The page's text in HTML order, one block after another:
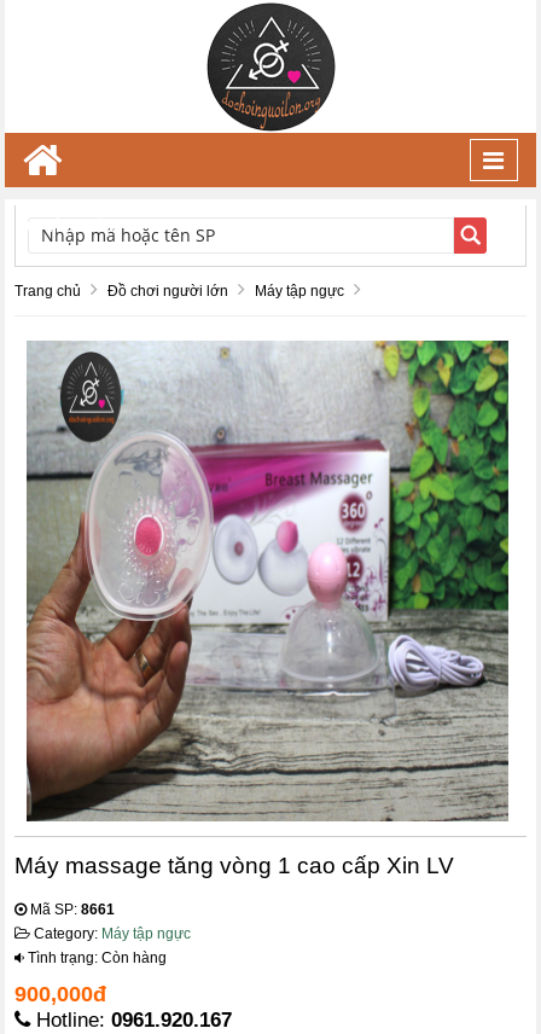
TÌM KIẾM
Trang chủ Đồ chơi người lớn Máy tập ngực
Máy massage tăng vòng 1 cao cấp Xin LV
Mã SP:8661
Category: Máy tập ngực
Tình trạng: Còn hàng
900,000đ
Hotline:0961.920.167